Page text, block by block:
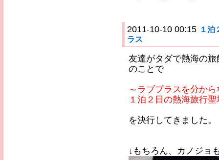
2011-10-10 00:15 １泊
ラス
友達がタダで熱海の
のことで
～ラブプラスを分か
１泊２日の熱海旅行
を決行してきました。
↓もちろん、カノジョ